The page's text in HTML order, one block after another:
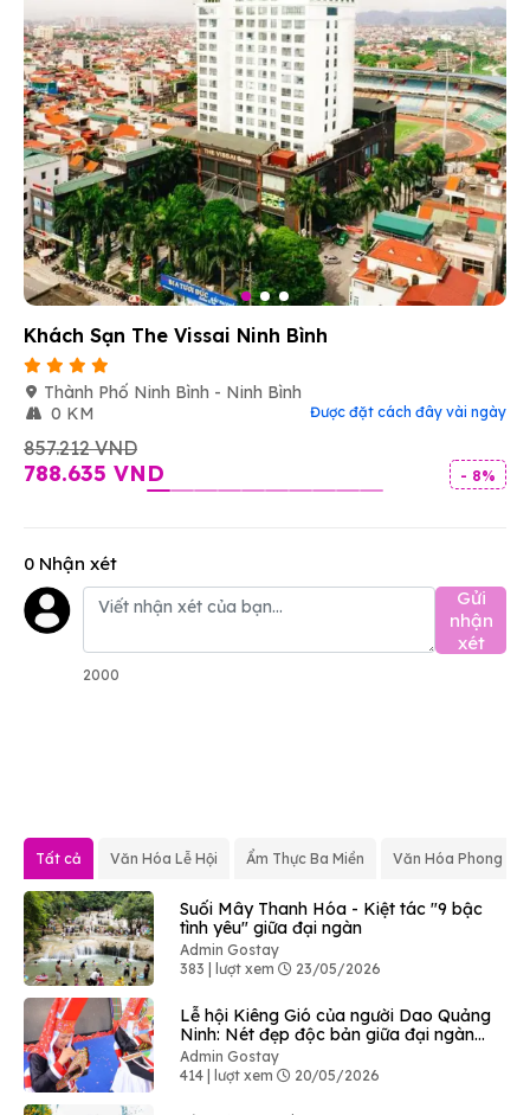
Khách Sạn The Vissai Ninh Bình
Thành Phố Ninh Bình - Ninh Bình
0 KM
Được đặt cách đây vài ngày
857.212 VND
788.635 VND - 8%
0 Nhận xét
Gửi
nhận
xét
2000
Tất cả Văn Hóa Lễ Hội Ẩm Thực Ba Miền Văn Hóa Phong
Suối Mây Thanh Hóa - Kiệt tác "9 bậc
tình yêu" giữa đại ngàn
Admin Gostay
383 | lượt xem
23/05/2026
Lễ hội Kiêng Gió của người Dao Quảng
Ninh: Nét đẹp độc bản giữa đại ngàn
Bình Liêu
Admin Gostay
414 | lượt xem
20/05/2026